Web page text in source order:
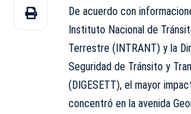
De acuerdo con
Instituto Nacional de
Terrestre (INTRANT) y la
Seguridad de Tránsito y
(DIGESETT), el mayor
concentró en la avenida